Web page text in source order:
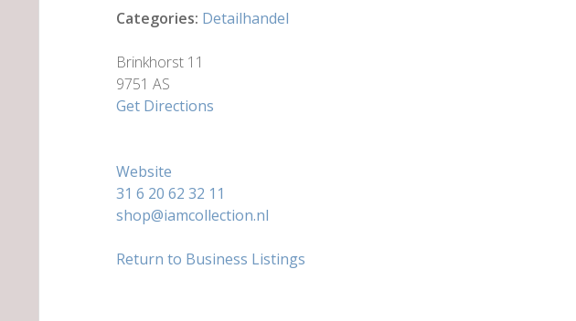
Categories: Detailhandel
Brinkhorst 11
9751 AS
Get Directions
Website
31 6 20 62 32 11
shop@iamcollection.nl
Return to Business Listings